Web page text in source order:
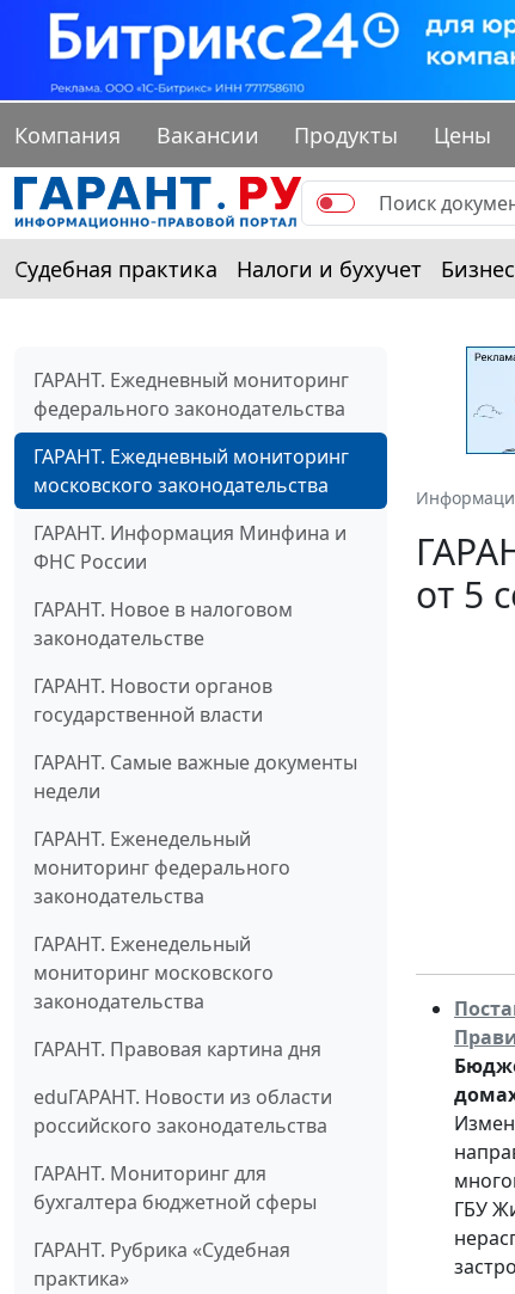
Компания Вакансии Продукты Цены
Судебная практика Налоги и бухучет Бизнес
ГАРАНТ. Ежедневный мониторинг
федерального законодательства
ГАРАНТ. Ежедневный мониторинг
московского законодательства
ГАРАНТ. Информация Минфина и
ФНС России
ГАРАНТ. Новое в налоговом
законодательстве
ГАРАНТ. Новости органов
государственной власти
ГАРАНТ. Самые важные документы
недели
ГАРАНТ. Еженедельный
мониторинг федерального
законодательства
ГАРАНТ. Еженедельный
мониторинг московского
законодательства
ГАРАНТ. Правовая картина дня
eduГАРАНТ. Новости из области
российского законодательства
ГАРАНТ. Мониторинг для
бухгалтера бюджетной сферы
ГАРАНТ. Рубрика «Судебная
практика»
от 5
ГБУ